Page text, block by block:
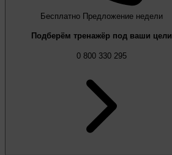
Бесплатно Предложение недели
Подберём тренажёр под ваши цели
0 800 330 295